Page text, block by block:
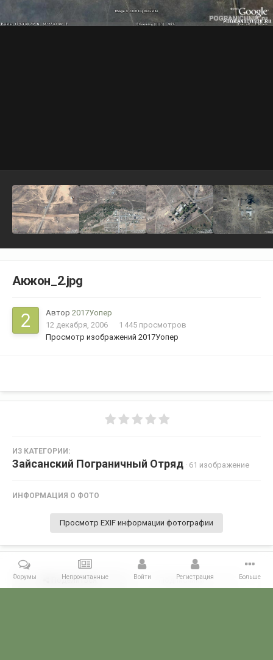
Акжон_2.jpg
Автор 2017Уопер
12 декабря, 2006
1 445 просмотров
Просмотр изображений 2017Уопер
ИЗ КАТЕГОРИИ:
Зайсанский Пограничный Отряд · 61 изображение
ИНФОРМАЦИЯ О ФОТО
Просмотр EXIF информации фотографии
Поделиться Подписчики 0
Форумы Непрочитанные Войти Регистрация Больше